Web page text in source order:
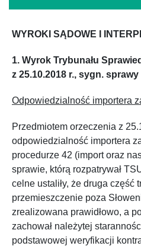
WYROKI SĄDOWE I
1. Wyrok Trybunału
z 25.10.2018 r., sygn. sprawy
Odpowiedzialność importera
Przedmiotem orzeczenia z
odpowiedzialność importera
procedurze 42 (import oraz
sprawie, którą rozpatrywał
celne ustaliły, że druga część
przemieszczenie poza
zrealizowana prawidłowo, a
zachował należytej
podstawowej weryfikacji